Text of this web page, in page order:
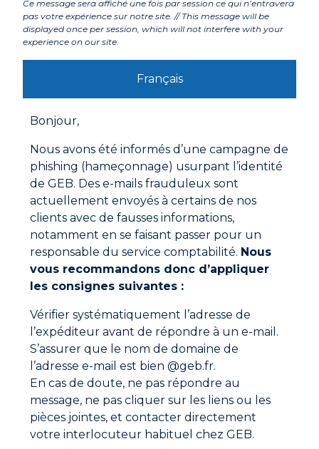
Labels et agréments
Mode d'emploi
‘- Tirer la tige vers l’arrière (voir système de déblocage
de la tige dans le tableau des caractéristiques).
– Introduire la cartouche ouverte dans le pistolet.
– Repousser la tige au maximum.
– Appuyer sur la poignée.
– Faire l’opération inverse pour retirer la cartouche.
Documentations à télécharger
Fiche technique
Fiche de données de sécurité
Ce message sera affiché une fois par session ce qui n’entravera
pas votre expérience sur notre site. // This message will be
displayed once per session, which will not interfere with your
experience on our site.
Français
Bonjour,
Nous avons été informés d’une campagne de
phishing (hameçonnage) usurpant l’identité
de GEB. Des e-mails frauduleux sont
actuellement envoyés à certains de nos
clients avec de fausses informations,
notamment en se faisant passer pour un
responsable du service comptabilité. Nous
vous recommandons donc d’appliquer
les consignes suivantes :
Vérifier systématiquement l’adresse de
l’expéditeur avant de répondre à un e-mail.
S’assurer que le nom de domaine de
l’adresse e-mail est bien @geb.fr.
En cas de doute, ne pas répondre au
message, ne pas cliquer sur les liens ou les
pièces jointes, et contacter directement
votre interlocuteur habituel chez GEB.